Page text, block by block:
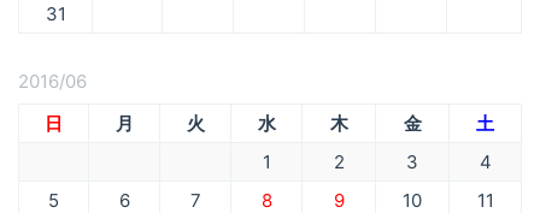
31
2016/06
日
月 火 水 木 金
土
1
2 3
4
5
6 7 8 9 10
11